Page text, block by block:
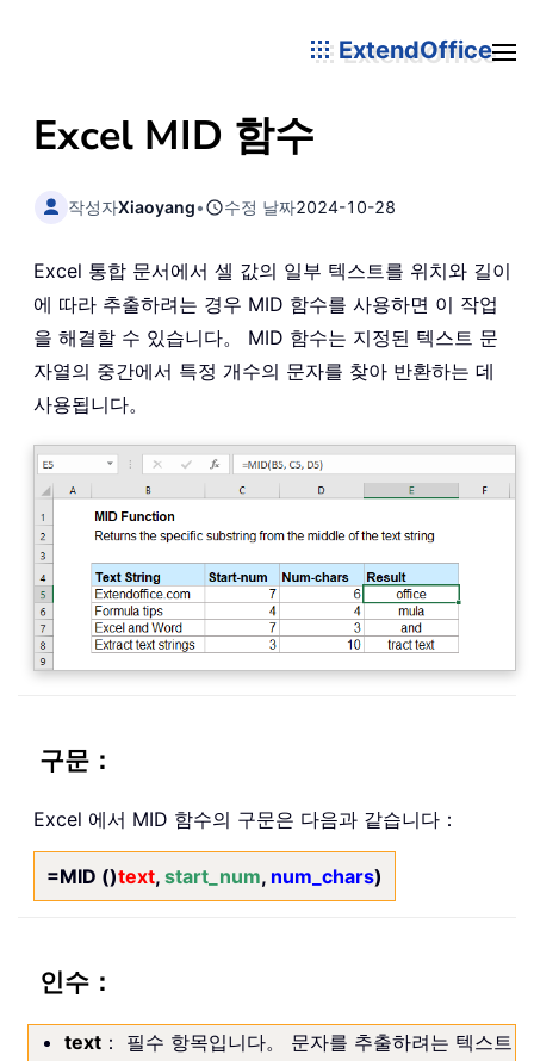
ExtendOffice
Excel MID 함수
작성자Xiaoyang• 수정 날짜2024-10-28
Excel 통합 문서에서 셀 값의 일부 텍스트를 위치와 길이
에 따라 추출하려는 경우 MID 함수를 사용하면 이 작업
을 해결할 수 있습니다。 MID 함수는 지정된 텍스트 문
자열의 중간에서 특정 개수의 문자를 찾아 반환하는 데
사용됩니다。
구문：
Excel 에서 MID 함수의 구문은 다음과 같습니다：
=MID ()text, start_num, num_chars)
인수：
text ： 필수 항목입니다。 문자를 추출하려는 텍스트